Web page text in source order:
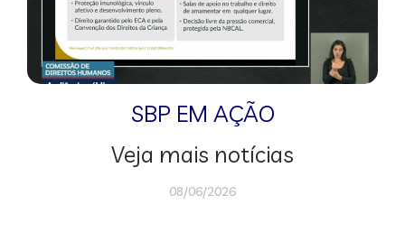
SBP EM AÇÃO
Veja mais notícias
08/06/2026